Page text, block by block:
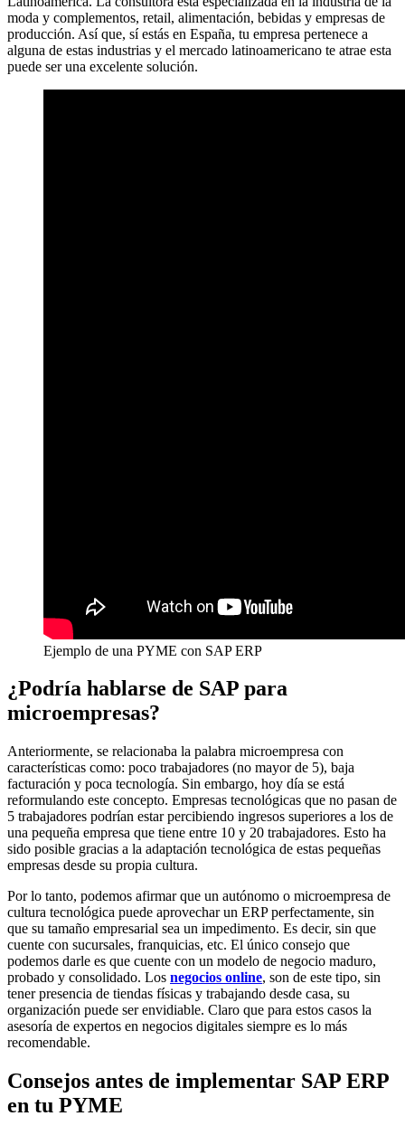
moda y complementos, retail, alimentación, bebidas y empresas de
producción. Así que, sí estás en España, tu empresa pertenece a
alguna de estas industrias y el mercado latinoamericano te atrae esta
puede ser una excelente solución.
Ejemplo de una PYME con SAP ERP
¿Podría hablarse de SAP para
microempresas?
Anteriormente, se relacionaba la palabra microempresa con
características como: poco trabajadores (no mayor de 5), baja
facturación y poca tecnología. Sin embargo, hoy día se está
reformulando este concepto. Empresas tecnológicas que no pasan de
5 trabajadores podrían estar percibiendo ingresos superiores a los de
una pequeña empresa que tiene entre 10 y 20 trabajadores. Esto ha
sido posible gracias a la adaptación tecnológica de estas pequeñas
empresas desde su propia cultura.
Por lo tanto, podemos afirmar que un autónomo o microempresa de
cultura tecnológica puede aprovechar un ERP perfectamente, sin
que su tamaño empresarial sea un impedimento. Es decir, sin que
cuente con sucursales, franquicias, etc. El único consejo que
podemos darle es que cuente con un modelo de negocio maduro,
probado y consolidado. Los negocios online, son de este tipo, sin
tener presencia de tiendas físicas y trabajando desde casa, su
organización puede ser envidiable. Claro que para estos casos la
asesoría de expertos en negocios digitales siempre es lo más
recomendable.
Consejos antes de implementar SAP ERP
en tu PYME